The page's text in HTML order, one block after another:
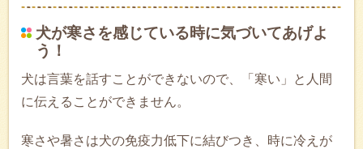
犬が寒さを感じている時に気づいてあげよ
う！
犬は言葉を話すことができないので、「寒い」と人間
に伝えることができません。
寒さや暑さは犬の免疫力低下に結びつき、時に冷えが